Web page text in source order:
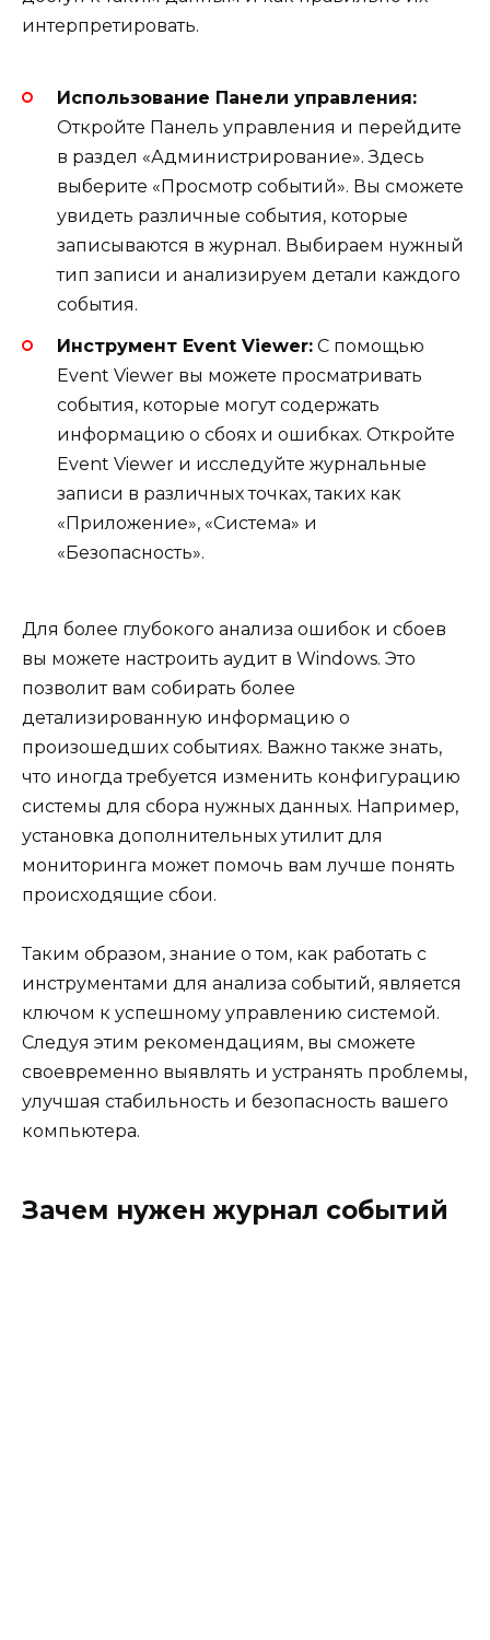
интерпретировать.
Использование Панели управления:
Откройте Панель управления и перейдите
в раздел «Администрирование». Здесь
выберите «Просмотр событий». Вы сможете
увидеть различные события, которые
записываются в журнал. Выбираем нужный
тип записи и анализируем детали каждого
события.
Инструмент Event Viewer: С помощью
Event Viewer вы можете просматривать
события, которые могут содержать
информацию о сбоях и ошибках. Откройте
Event Viewer и исследуйте журнальные
записи в различных точках, таких как
«Приложение», «Система» и
«Безопасность».
Для более глубокого анализа ошибок и сбоев
вы можете настроить аудит в Windows. Это
позволит вам собирать более
детализированную информацию о
произошедших событиях. Важно также знать,
что иногда требуется изменить конфигурацию
системы для сбора нужных данных. Например,
установка дополнительных утилит для
мониторинга может помочь вам лучше понять
происходящие сбои.
Таким образом, знание о том, как работать с
инструментами для анализа событий, является
ключом к успешному управлению системой.
Следуя этим рекомендациям, вы сможете
своевременно выявлять и устранять проблемы,
улучшая стабильность и безопасность вашего
компьютера.
Зачем нужен журнал событий